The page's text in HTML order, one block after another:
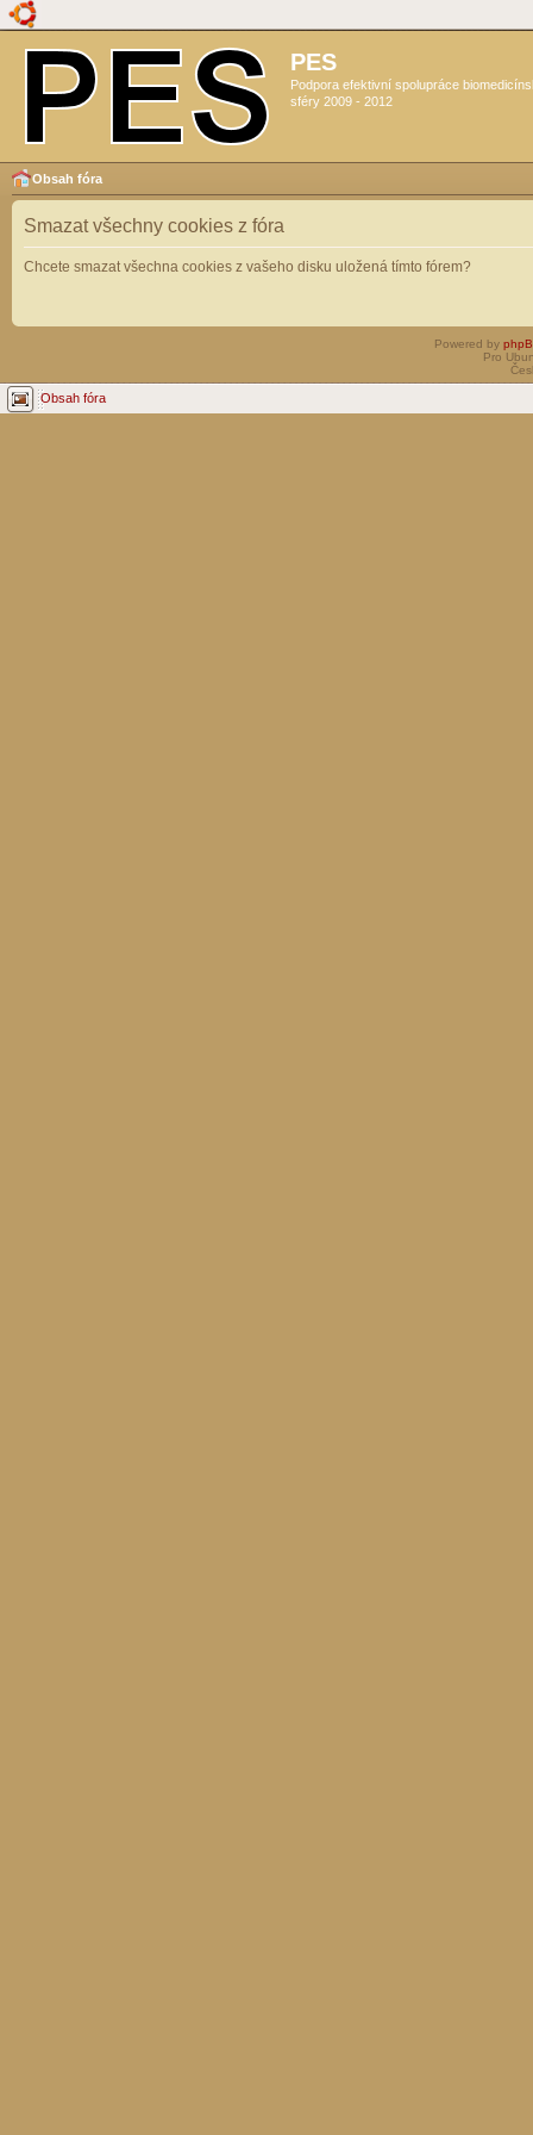
PES
Podpora efektivní spolupráce
sféry 2009 - 2012
Obsah fóra
Smazat všechny cookies z fóra
Chcete smazat všechna cookies z vašeho disku uložená tímto fórem?
Powered by
Pro
Obsah fóra